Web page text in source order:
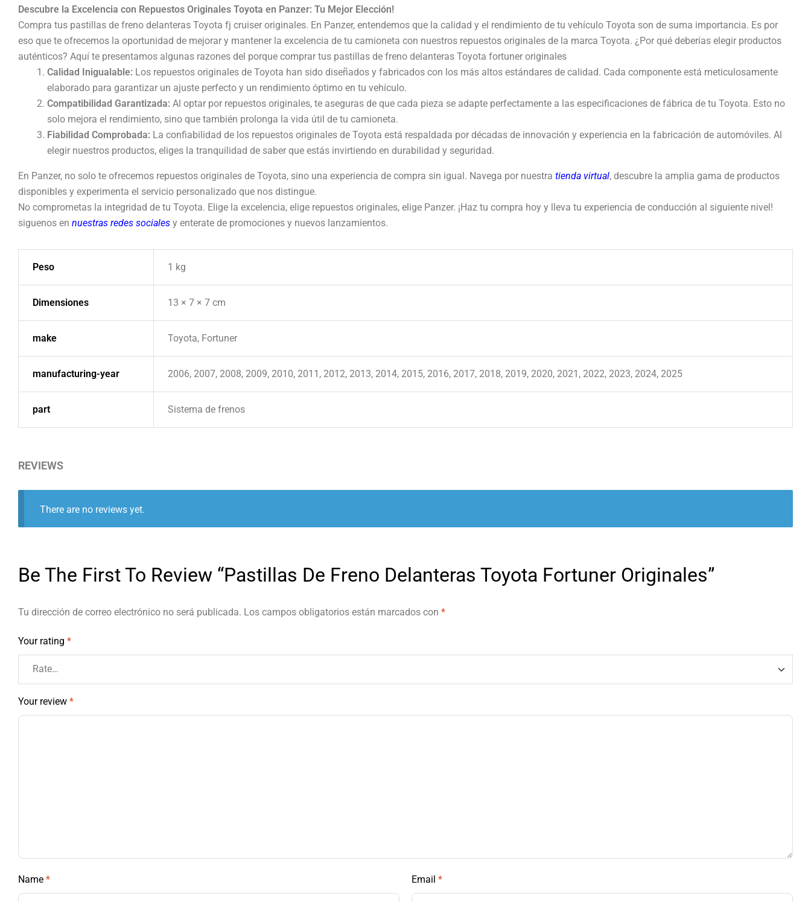
Descubre la Excelencia con Repuestos Originales Toyota en Panzer: Tu Mejor Elección!
Compra tus pastillas de freno delanteras Toyota fj cruiser originales. En Panzer, entendemos que la calidad y el rendimiento de tu vehículo Toyota son de suma importancia. Es por
eso que te ofrecemos la oportunidad de mejorar y mantener la excelencia de tu camioneta con nuestros repuestos originales de la marca Toyota. ¿Por qué deberías elegir productos
auténticos? Aquí te presentamos algunas razones del porque comprar tus pastillas de freno delanteras Toyota fortuner originales
Calidad Inigualable: Los repuestos originales de Toyota han sido diseñados y fabricados con los más altos estándares de calidad. Cada componente está meticulosamente
elaborado para garantizar un ajuste perfecto y un rendimiento óptimo en tu vehículo.
Compatibilidad Garantizada: Al optar por repuestos originales, te aseguras de que cada pieza se adapte perfectamente a las especificaciones de fábrica de tu Toyota. Esto no
solo mejora el rendimiento, sino que también prolonga la vida útil de tu camioneta.
Fiabilidad Comprobada: La confiabilidad de los repuestos originales de Toyota está respaldada por décadas de innovación y experiencia en la fabricación de automóviles. Al
elegir nuestros productos, eliges la tranquilidad de saber que estás invirtiendo en durabilidad y seguridad.
En Panzer, no solo te ofrecemos repuestos originales de Toyota, sino una experiencia de compra sin igual. Navega por nuestra tienda virtual, descubre la amplia gama de productos
disponibles y experimenta el servicio personalizado que nos distingue.
No comprometas la integridad de tu Toyota. Elige la excelencia, elige repuestos originales, elige Panzer. ¡Haz tu compra hoy y lleva tu experiencia de conducción al siguiente nivel!
siguenos en nuestras redes sociales y enterate de promociones y nuevos lanzamientos.
Peso 1 kg
Dimensiones 13 × 7 × 7 cm
make Toyota, Fortuner
manufacturing-year 2006, 2007, 2008, 2009, 2010, 2011, 2012, 2013, 2014, 2015, 2016, 2017, 2018, 2019, 2020, 2021, 2022, 2023, 2024, 2025
part Sistema de frenos
REVIEWS
There are no reviews yet.
Be The First To Review “Pastillas De Freno Delanteras Toyota Fortuner Originales”
Tu dirección de correo electrónico no será publicada. Los campos obligatorios están marcados con *
Your rating *
Your review *
Name * Email *